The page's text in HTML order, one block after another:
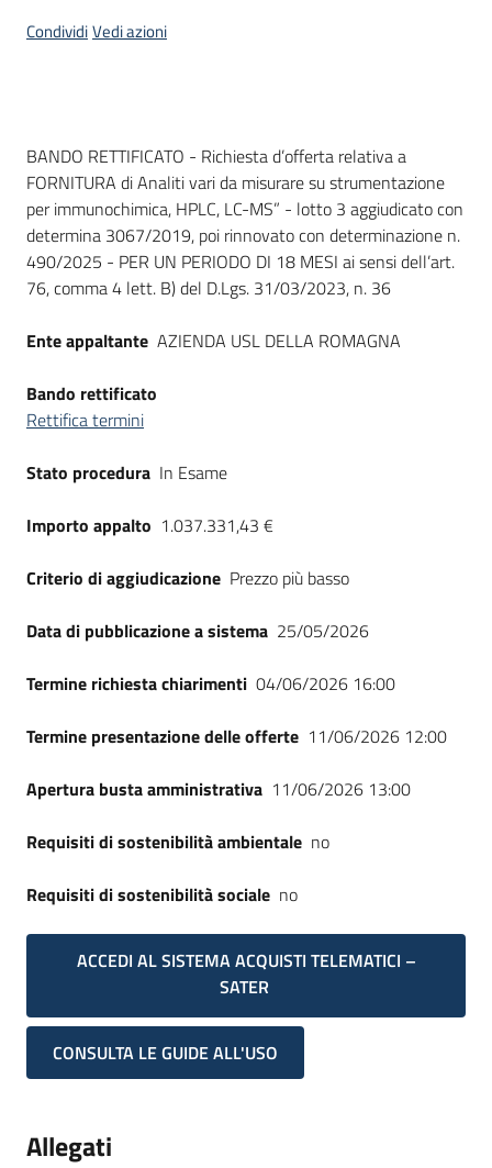
site
Seguici
su
CondividiVedi azioni
Dati del bando
BANDO RETTIFICATO - Richiesta d’offerta relativa a
FORNITURA di Analiti vari da misurare su strumentazione
per immunochimica, HPLC, LC-MS” - lotto 3 aggiudicato con
determina 3067/2019, poi rinnovato con determinazione n.
490/2025 - PER UN PERIODO DI 18 MESI ai sensi dell’art.
76, comma 4 lett. B) del D.Lgs. 31/03/2023, n. 36
Ente appaltante AZIENDA USL DELLA ROMAGNA
Bando rettificato
Rettifica termini
Stato procedura In Esame
Importo appalto 1.037.331,43 €
Criterio di aggiudicazione Prezzo più basso
Data di pubblicazione a sistema 25/05/2026
Termine richiesta chiarimenti 04/06/2026 16:00
Termine presentazione delle offerte 11/06/2026 12:00
Apertura busta amministrativa 11/06/2026 13:00
Requisiti di sostenibilità ambientale no
Requisiti di sostenibilità sociale no
ACCEDI AL SISTEMA ACQUISTI TELEMATICI –
SATER
CONSULTA LE GUIDE ALL'USO
Allegati